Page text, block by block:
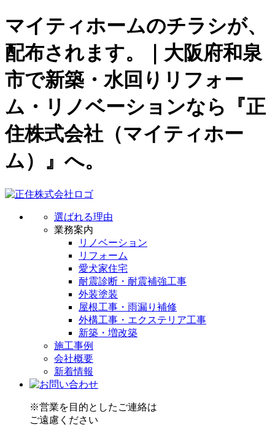
マイティホームのチラシが、
配布されます。｜大阪府和泉
市で新築・水回りリフォー
ム・リノベーションなら『正
住株式会社（マイティホー
ム）』へ。
選ばれる理由
業務案内
リノベーション
リフォーム
愛犬家住宅
耐震診断・耐震補強工事
外装塗装
屋根工事・雨漏り補修
外構工事・エクステリア工事
新築・増改築
施工事例
会社概要
新着情報
※営業を目的としたご連絡は
ご遠慮ください